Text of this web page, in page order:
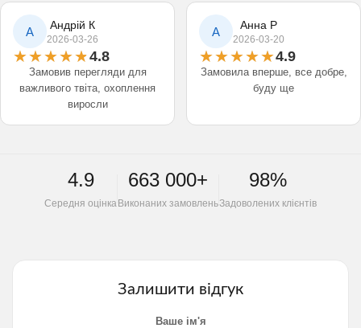
А Андрій К
2026-03-26
4.8
Замовив перегляди для
важливого твіта, охоплення
виросли
А Анна Р
2026-03-20
4.9
Замовила вперше, все добре,
буду ще
4.9
Середня оцінка
663 000+
Виконаних замовлень
98%
Задоволених клієнтів
Залишити відгук
Ваше ім'я